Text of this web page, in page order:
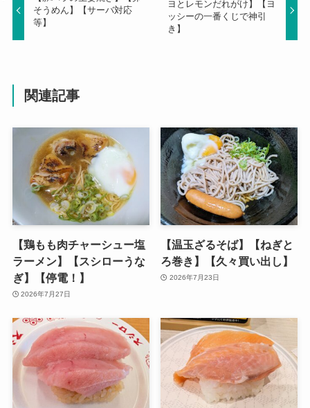
そうめん】【サーバ対応
等】
ヨとレモンだれがけ】【ヨ
ッシーの一番くじで神引
き】
関連記事
【鶏もも肉チャーシュー塩
ラーメン】【スシローうな
ぎ】【停電！】
2026年7月27日
【温玉ざるそば】【ねぎと
ろ巻き】【久々買い出し】
2026年7月23日